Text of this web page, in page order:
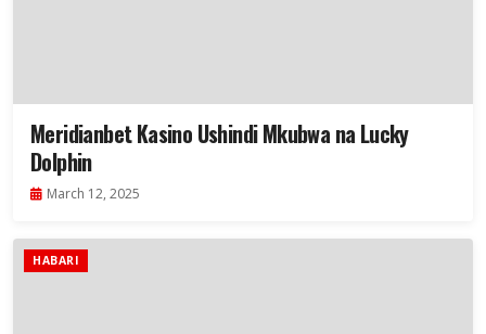
Meridianbet Kasino Ushindi Mkubwa na Lucky
Dolphin
March 12, 2025
HABARI